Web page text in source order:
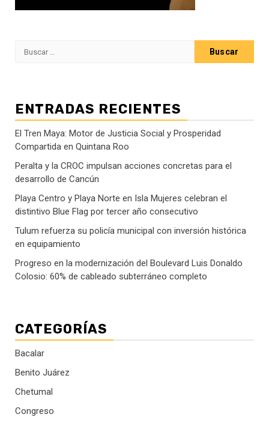
ENTRADAS RECIENTES
El Tren Maya: Motor de Justicia Social y Prosperidad
Compartida en Quintana Roo
Peralta y la CROC impulsan acciones concretas para el
desarrollo de Cancún
Playa Centro y Playa Norte en Isla Mujeres celebran el
distintivo Blue Flag por tercer año consecutivo
Tulum refuerza su policía municipal con inversión histórica
en equipamiento
Progreso en la modernización del Boulevard Luis Donaldo
Colosio: 60% de cableado subterráneo completo
CATEGORÍAS
Bacalar
Benito Juárez
Chetumal
Congreso